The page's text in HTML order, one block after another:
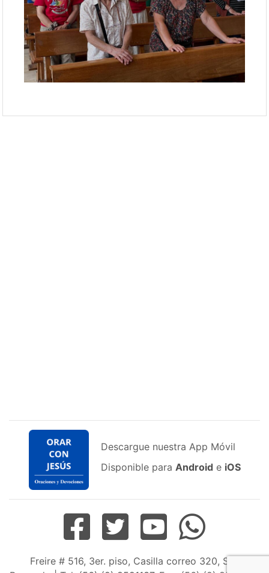
Descargue nuestra App Móvil
Disponible para Android e iOS
Freire # 516, 3er. piso, Casilla correo 320, San